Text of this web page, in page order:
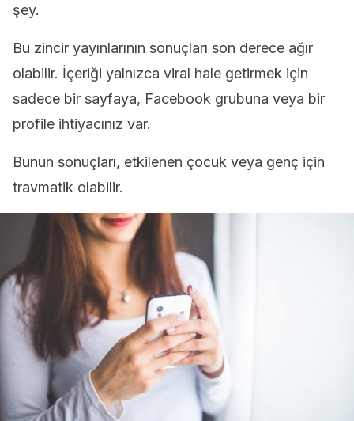
şey.
Bu zincir yayınlarının sonuçları son derece ağır
olabilir. İçeriği yalnızca viral hale getirmek için
sadece bir sayfaya, Facebook grubuna veya bir
profile ihtiyacınız var.
Bunun sonuçları, etkilenen çocuk veya genç için
travmatik olabilir.